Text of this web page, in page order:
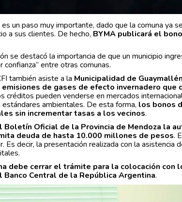
un paso muy importante, dado que la comuna ya
a sus clientes. De hecho, BYMA publicará el
se destacó la importancia de que un municipio
confianza” entre otras comunas.
también asiste a la Municipalidad de Guaymallén
de gases de efecto invernadero
créditos pueden venderse en mercados
estándares ambientales. De esta forma, los bonos
sin incrementar tasas a los vecinos.
Boletín Oficial de la Provincia de Mendoza la
deuda de hasta 10.000 millones de pesos.
Es decir, la presentación realizada con la
debe cerrar el trámite para la colocación
Banco Central de la República Argentina.